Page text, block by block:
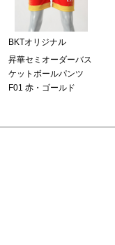
BKTオリジナル
昇華セミオーダーバス
ケットボールパンツ
F01 赤・ゴールド